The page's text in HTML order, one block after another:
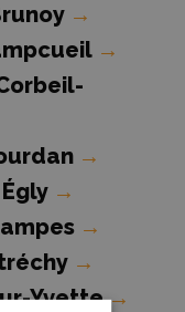
→
→
→
→
→
→
Yvette→